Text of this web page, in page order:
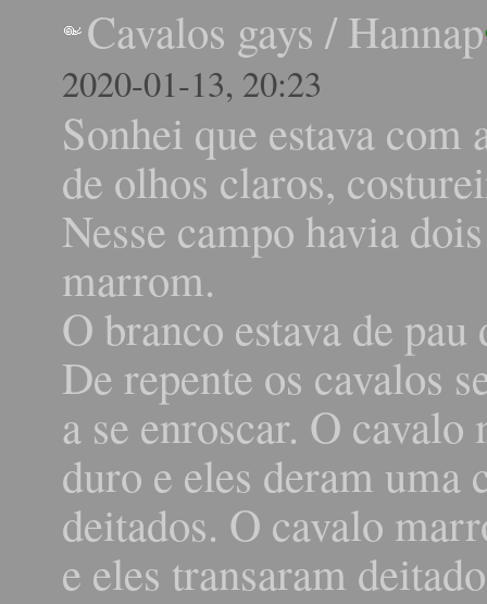
Cavalos gays /Hannap
2020-01-13, 20:23
Sonhei que estava
de olhos claros,
Nesse campo havia
marrom.
O branco estava de
De repente os cavalos
a se enroscar. O
duro e eles deram uma
deitados. O cavalo
e eles transaram